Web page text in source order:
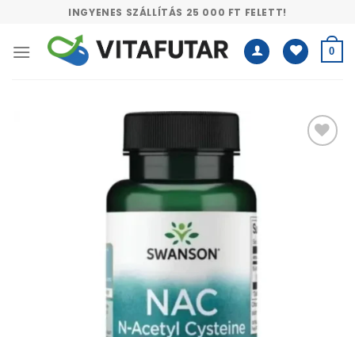
content
INGYENES SZÁLLÍTÁS 25 000 FT FELETT!
0
Kívánságlistához